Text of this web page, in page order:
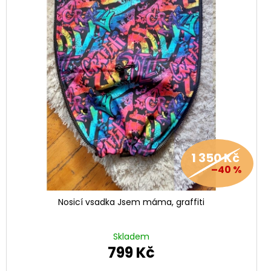
1 350 Kč
–40 %
Nosicí vsadka Jsem máma, graffiti
Skladem
799 Kč